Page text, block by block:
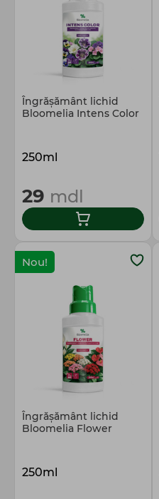
Îngrășământ lichid
Bloomelia Intens Color
250ml
29 mdl
Nou!
Îngrășământ lichid
Bloomelia Flower
250ml